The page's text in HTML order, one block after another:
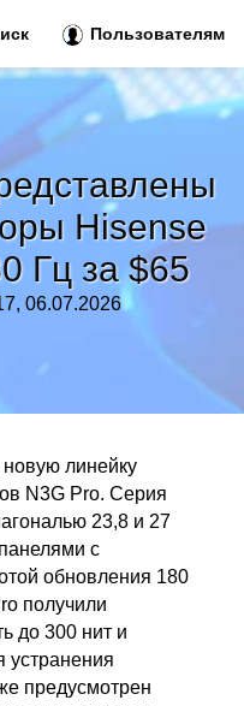
Hisense
Гц за $65
06.07.2026
линейку
N3G Pro. Серия
23,8 и 27
с
обновления 180
получили
до 300 нит и
устранения
предусмотрен
Пользователям